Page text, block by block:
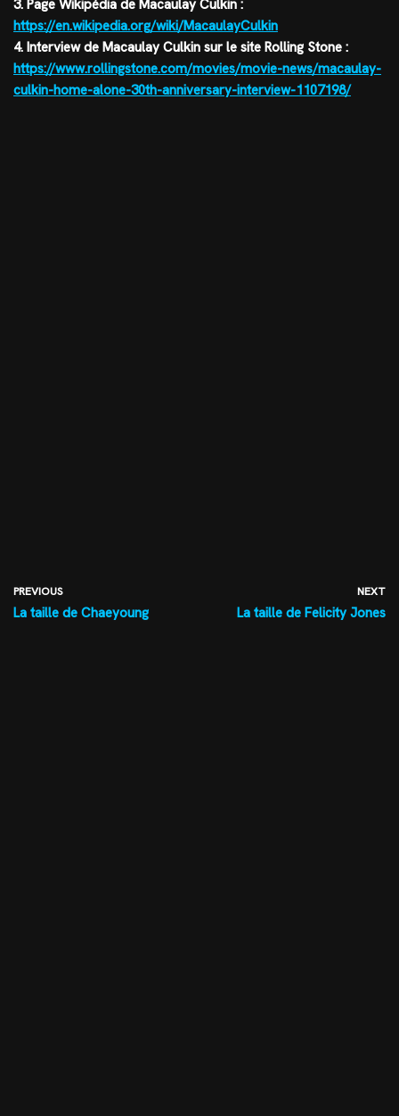
3. Page Wikipédia de Macaulay Culkin :
https://en.wikipedia.org/wiki/MacaulayCulkin
4. Interview de Macaulay Culkin sur le site Rolling Stone :
https://www.rollingstone.com/movies/movie-news/macaulay-
culkin-home-alone-30th-anniversary-interview-1107198/
PREVIOUS
La taille de Chaeyoung
NEXT
La taille de Felicity Jones